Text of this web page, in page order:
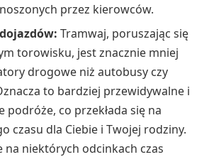
przez kierowców.
Tramwaj, poruszając się
torowisku, jest znacznie mniej
drogowe niż autobusy czy
to bardziej przewidywalne i
podróże, co przekłada się na
czasu dla Ciebie i Twojej rodziny.
na niektórych odcinkach czas